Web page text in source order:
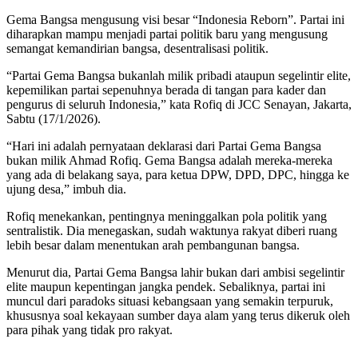
Gema Bangsa mengusung visi besar “Indonesia Reborn”. Partai ini
diharapkan mampu menjadi partai politik baru yang mengusung
semangat kemandirian bangsa, desentralisasi politik.
“Partai Gema Bangsa bukanlah milik pribadi ataupun segelintir elite,
kepemilikan partai sepenuhnya berada di tangan para kader dan
pengurus di seluruh Indonesia,” kata Rofiq di JCC Senayan, Jakarta,
Sabtu (17/1/2026).
“Hari ini adalah pernyataan deklarasi dari Partai Gema Bangsa
bukan milik Ahmad Rofiq. Gema Bangsa adalah mereka-mereka
yang ada di belakang saya, para ketua DPW, DPD, DPC, hingga ke
ujung desa,” imbuh dia.
Rofiq menekankan, pentingnya meninggalkan pola politik yang
sentralistik. Dia menegaskan, sudah waktunya rakyat diberi ruang
lebih besar dalam menentukan arah pembangunan bangsa.
Menurut dia, Partai Gema Bangsa lahir bukan dari ambisi segelintir
elite maupun kepentingan jangka pendek. Sebaliknya, partai ini
muncul dari paradoks situasi kebangsaan yang semakin terpuruk,
khususnya soal kekayaan sumber daya alam yang terus dikeruk oleh
para pihak yang tidak pro rakyat.